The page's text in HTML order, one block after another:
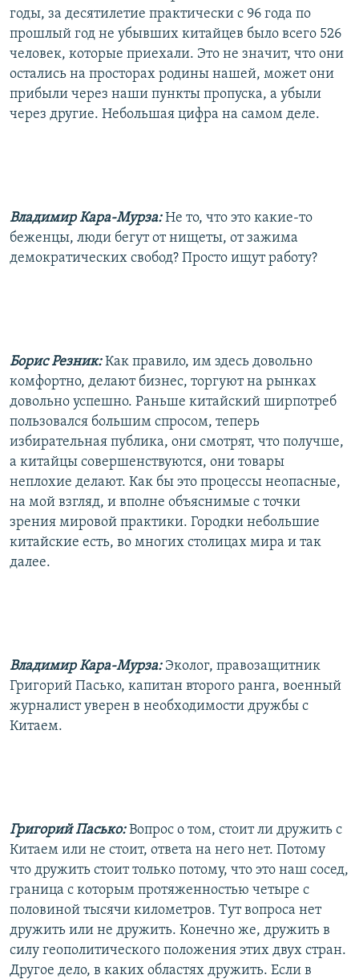
годы, за десятилетие практически с 96 года по
прошлый год не убывших китайцев было всего 526
человек, которые приехали. Это не значит, что они
остались на просторах родины нашей, может они
прибыли через наши пункты пропуска, а убыли
через другие. Небольшая цифра на самом деле.
Владимир Кара-Мурза:Не то, что это какие-то
беженцы, люди бегут от нищеты, от зажима
демократических свобод? Просто ищут работу?
Борис Резник:Как правило, им здесь довольно
комфортно, делают бизнес, торгуют на рынках
довольно успешно. Раньше китайский ширпотреб
пользовался большим спросом, теперь
избирательная публика, они смотрят, что получше,
а китайцы совершенствуются, они товары
неплохие делают. Как бы это процессы неопасные,
на мой взгляд, и вполне объяснимые с точки
зрения мировой практики. Городки небольшие
китайские есть, во многих столицах мира и так
далее.
Владимир Кара-Мурза: Эколог, правозащитник
Григорий Пасько, капитан второго ранга, военный
журналист уверен в необходимости дружбы с
Китаем.
Григорий Пасько:Вопрос о том, стоит ли дружить с
Китаем или не стоит, ответа на него нет. Потому
что дружить стоит только потому, что это наш сосед,
граница с которым протяженностью четыре с
половиной тысячи километров. Тут вопроса нет
дружить или не дружить. Конечно же, дружить в
силу геополитического положения этих двух стран.
Другое дело, в каких областях дружить. Если в